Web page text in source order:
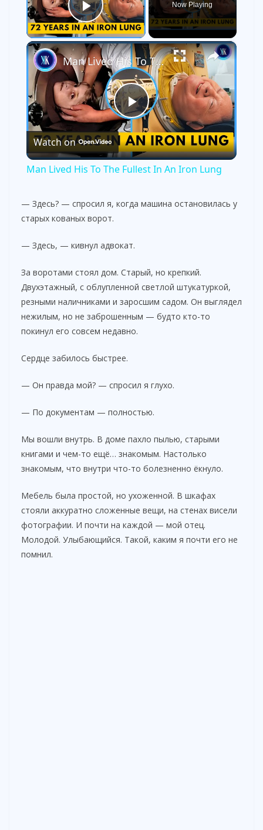
Play Video
Now Playing
×
P
l
i
d
Man Lived His To The Fullest In An Iron Lung
Watch on
Man Lived His To The Fullest In An Iron Lung
— Здесь? — спросил я, когда машина остановилась у
старых кованых ворот.
— Здесь, — кивнул адвокат.
За воротами стоял дом. Старый, но крепкий.
Двухэтажный, с облупленной светлой штукатуркой,
резными наличниками и заросшим садом. Он выглядел
нежилым, но не заброшенным — будто кто-то
покинул его совсем недавно.
Сердце забилось быстрее.
— Он правда мой? — спросил я глухо.
— По документам — полностью.
Мы вошли внутрь. В доме пахло пылью, старыми
книгами и чем-то ещё… знакомым. Настолько
знакомым, что внутри что-то болезненно ёкнуло.
Мебель была простой, но ухоженной. В шкафах
стояли аккуратно сложенные вещи, на стенах висели
фотографии. И почти на каждой — мой отец.
Молодой. Улыбающийся. Такой, каким я почти его не
помнил.